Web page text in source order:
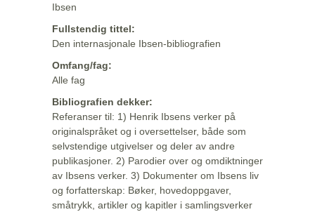
Ibsen
Fullstendig tittel:
Den internasjonale Ibsen-bibliografien
Omfang/fag:
Alle fag
Bibliografien dekker:
Referanser til: 1) Henrik Ibsens verker på
originalspråket og i oversettelser, både som
selvstendige utgivelser og deler av andre
publikasjoner. 2) Parodier over og omdiktninger
av Ibsens verker. 3) Dokumenter om Ibsens liv
og forfatterskap: Bøker, hovedoppgaver,
småtrykk, artikler og kapitler i samlingsverker